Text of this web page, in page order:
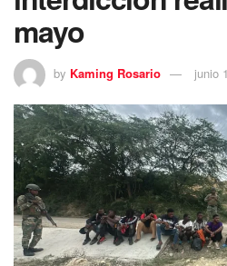
mayo
by Kaming Rosario junio